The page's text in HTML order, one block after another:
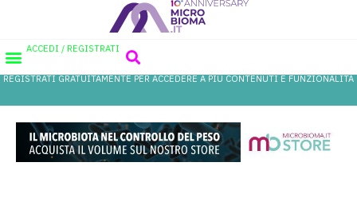
ACCEDI / REGISTRATI
REGISTRATI GRATUITAMENTE PER ACCEDERE A PIÙ CONTENUTI E FUNZIONALITÀ